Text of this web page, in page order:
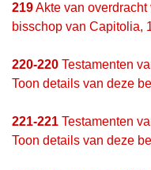
219Akte van
bisschop van Capitolia,
220-220 Testamenten
Toon details van deze
221-221 Testamenten
Toon details van deze